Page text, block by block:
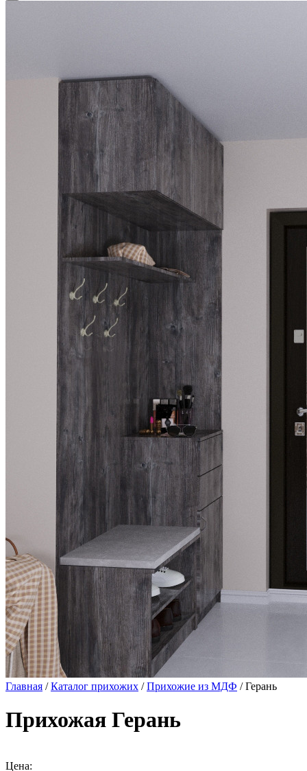
Главная /Каталог прихожих /Прихожие из МДФ / Герань
Прихожая Герань
Цена: